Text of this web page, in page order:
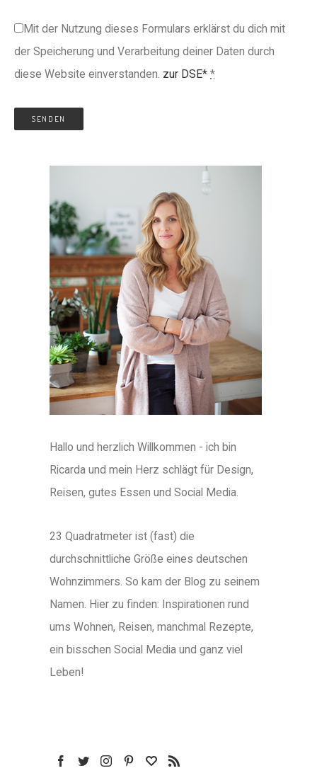
Mit der Nutzung dieses Formulars erklärst du dich mit
der Speicherung und Verarbeitung deiner Daten durch
diese Website einverstanden. zur DSE* *
Hallo und herzlich Willkommen - ich bin
Ricarda und mein Herz schlägt für Design,
Reisen, gutes Essen und Social Media.
23 Quadratmeter ist (fast) die
durchschnittliche Größe eines deutschen
Wohnzimmers. So kam der Blog zu seinem
Namen. Hier zu finden: Inspirationen rund
ums Wohnen, Reisen, manchmal Rezepte,
ein bisschen Social Media und ganz viel
Leben!